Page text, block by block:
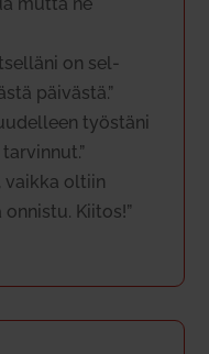
mutta ne
on sel­
päi­västä.”
työstäni
vaikka oltiin
Kiitos!”